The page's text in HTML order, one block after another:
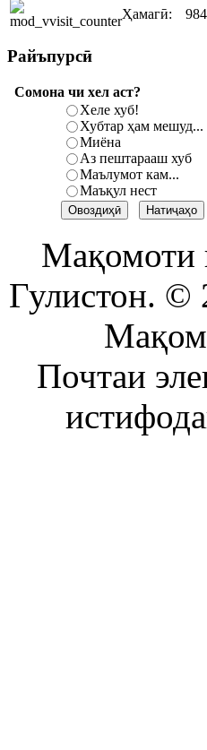
Ҳамагӣ:
Райъпурсӣ
Сомона чи хел аст?
Хеле хуб!
Хубтар ҳам мешуд...
Миёна
Аз пештарааш хуб
Маълумот кам...
Маъқул нест
Мақомоти
Гулистон. ©
Почтаи